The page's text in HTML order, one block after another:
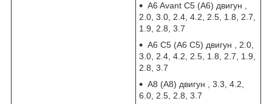
A6 Avant C5 (А6) двигун ,
2.0, 3.0, 2.4, 4.2, 2.5, 1.8, 2.7,
1.9, 2.8, 3.7
A6 C5 (А6 С5) двигун , 2.0,
3.0, 2.4, 4.2, 2.5, 1.8, 2.7, 1.9,
2.8, 3.7
A8 (А8) двигун , 3.3, 4.2,
6.0, 2.5, 2.8, 3.7